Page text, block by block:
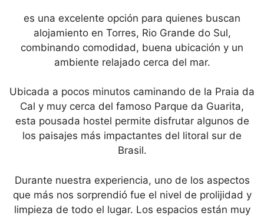
es una excelente opción para quienes buscan
alojamiento en Torres, Rio Grande do Sul,
combinando comodidad, buena ubicación y un
ambiente relajado cerca del mar.
Ubicada a pocos minutos caminando de la Praia da
Cal y muy cerca del famoso Parque da Guarita,
esta pousada hostel permite disfrutar algunos de
los paisajes más impactantes del litoral sur de
Brasil.
Durante nuestra experiencia, uno de los aspectos
que más nos sorprendió fue el nivel de prolijidad y
limpieza de todo el lugar. Los espacios están muy